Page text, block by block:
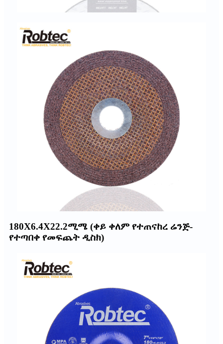
180X6.4X22.2ሚሜ (ቀይ ቀለም የተጠናከረ ሬንጅ-
የተጣበቀ የመፍጨት ዲስክ)